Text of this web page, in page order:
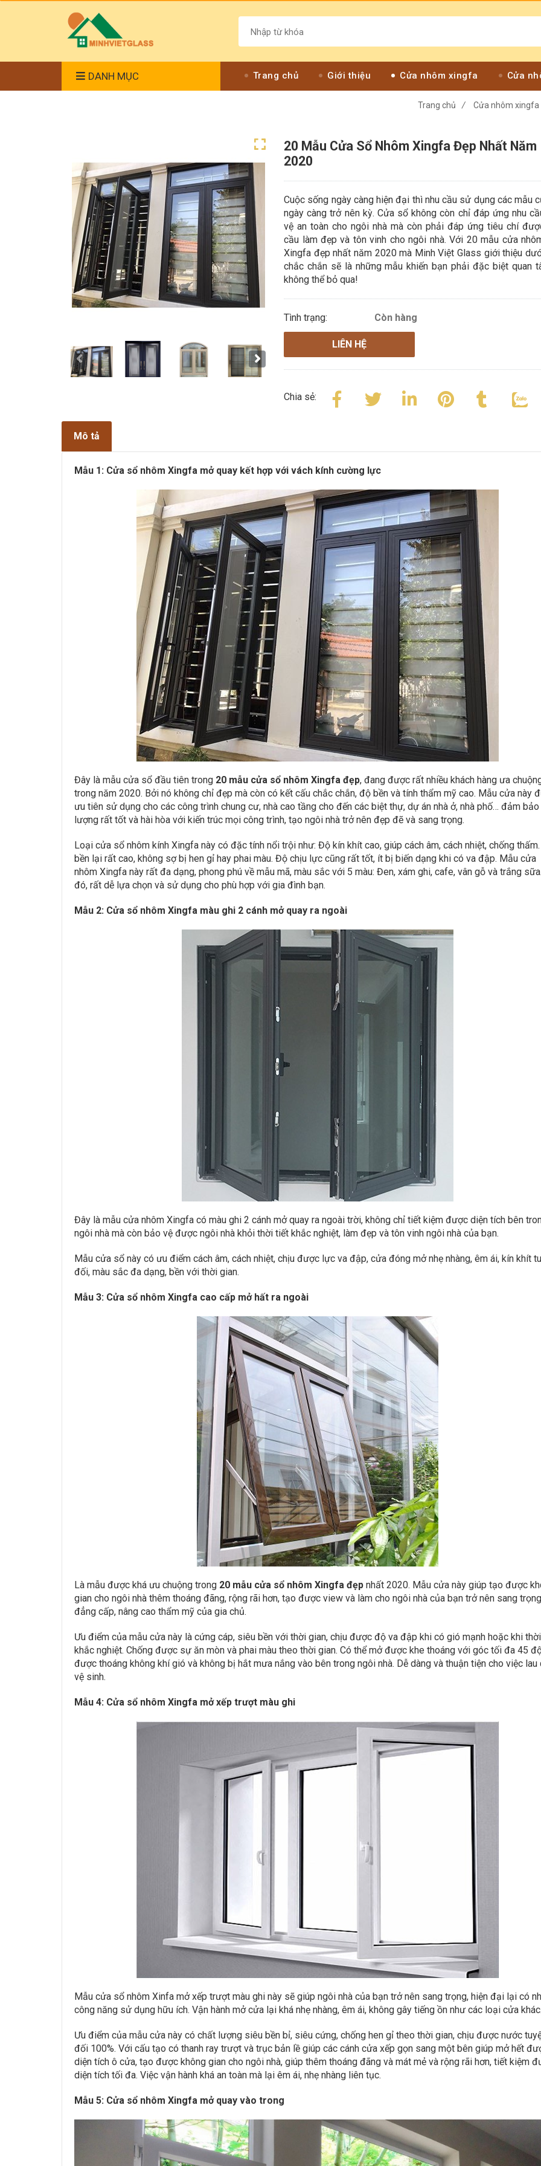
DANH MỤC Trang chủ Giới thiệu Cửa nhôm xingfa Cửa
Trang chủ / Cửa nhôm xingfa
20 Mẫu Cửa Sổ Nhôm Xingfa Đẹp Nhất Năm
2020
Cuộc sống ngày càng hiện đại thì nhu cầu sử dụng các mẫu
ngày càng trở nên kỳ. Cửa sổ không còn chỉ đáp ứng nhu
vệ an toàn cho ngôi nhà mà còn phải đáp ứng tiêu chí
cầu làm đẹp và tôn vinh cho ngôi nhà. Với 20 mẫu cửa
Xingfa đẹp nhất năm 2020 mà Minh Việt Glass giới thiệu
chắc chắn sẽ là những mẫu khiến bạn phải đặc biệt quan
không thể bỏ qua!
Tình trạng: Còn hàng
LIÊN HỆ
Chia sẻ:
Mô tả
Mẫu 1: Cửa sổ nhôm Xingfa mở quay kết hợp với vách kính cường lực
Đây là mẫu cửa sổ đầu tiên trong 20 mẫu cửa sổ nhôm Xingfa đẹp, đang được rất nhiều khách hàng ưa
trong năm 2020. Bởi nó không chỉ đẹp mà còn có kết cấu chắc chắn, độ bền và tính thẩm mỹ cao. Mẫu cửa này
ưu tiên sử dụng cho các công trình chung cư, nhà cao tầng cho đến các biệt thự, dự án nhà ở, nhà phố… đảm
lượng rất tốt và hài hòa với kiến trúc mọi công trình, tạo ngôi nhà trở nên đẹp đẽ và sang trọng.
Loại cửa sổ nhôm kính Xingfa này có đặc tính nổi trội như: Độ kín khít cao, giúp cách âm, cách nhiệt, chống
bền lại rất cao, không sợ bị hen gỉ hay phai màu. Độ chịu lực cũng rất tốt, ít bị biến dạng khi có va đập. Mẫu cửa
nhôm Xingfa này rất đa dạng, phong phú về mẫu mã, màu sắc với 5 màu: Đen, xám ghi, cafe, vân gỗ và trắng
đó, rất dễ lựa chọn và sử dụng cho phù hợp với gia đình bạn.
Mẫu 2: Cửa sổ nhôm Xingfa màu ghi 2 cánh mở quay ra ngoài
Đây là mẫu cửa nhôm Xingfa có màu ghi 2 cánh mở quay ra ngoài trời, không chỉ tiết kiệm được diện tích bên
ngôi nhà mà còn bảo vệ được ngôi nhà khỏi thời tiết khắc nghiệt, làm đẹp và tôn vinh ngôi nhà của bạn.
Mẫu cửa sổ này có ưu điểm cách âm, cách nhiệt, chịu được lực va đập, cửa đóng mở nhẹ nhàng, êm ái, kín khít
đối, màu sắc đa dạng, bền với thời gian.
Mẫu 3: Cửa sổ nhôm Xingfa cao cấp mở hất ra ngoài
Là mẫu được khá ưu chuộng trong 20 mẫu cửa sổ nhôm Xingfa đẹp nhất 2020. Mẫu cửa này giúp tạo được
gian cho ngôi nhà thêm thoáng đãng, rộng rãi hơn, tạo được view và làm cho ngôi nhà của bạn trở nên sang
đẳng cấp, nâng cao thẩm mỹ của gia chủ.
Ưu điểm của mẫu cửa này là cứng cáp, siêu bền với thời gian, chịu được độ va đập khi có gió mạnh hoặc khi
khắc nghiệt. Chống được sự ăn mòn và phai màu theo thời gian. Có thể mở được khe thoáng với góc tối đa 45
được thoáng không khí gió và không bị hắt mưa nắng vào bên trong ngôi nhà. Dễ dàng và thuận tiện cho việc lau
vệ sinh.
Mẫu 4: Cửa sổ nhôm Xingfa mở xếp trượt màu ghi
Mẫu cửa sổ nhôm Xinfa mở xếp trượt màu ghi này sẽ giúp ngôi nhà của bạn trở nên sang trọng, hiện đại lại có
công năng sử dụng hữu ích. Vận hành mở cửa lại khá nhẹ nhàng, êm ái, không gây tiếng ồn như các loại cửa khác.
Ưu điểm của mẫu cửa này có chất lượng siêu bền bỉ, siêu cứng, chống hen gỉ theo thời gian, chịu được nước
đối 100%. Với cấu tạo có thanh ray trượt và trục bản lề giúp các cánh cửa xếp gọn sang một bên giúp mở hết
diện tích ô cửa, tạo được không gian cho ngôi nhà, giúp thêm thoáng đãng và mát mẻ và rộng rãi hơn, tiết kiệm
diện tích tối đa. Việc vận hành khá an toàn mà lại êm ái, nhẹ nhàng liên tục.
Mẫu 5: Cửa sổ nhôm Xingfa mở quay vào trong